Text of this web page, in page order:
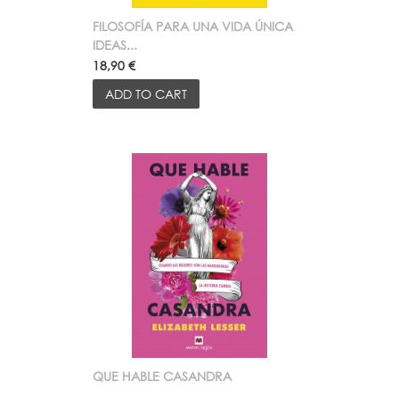
FILOSOFÍA PARA UNA VIDA ÚNICA
IDEAS...
18,90 €
ADD TO CART
QUE HABLE CASANDRA